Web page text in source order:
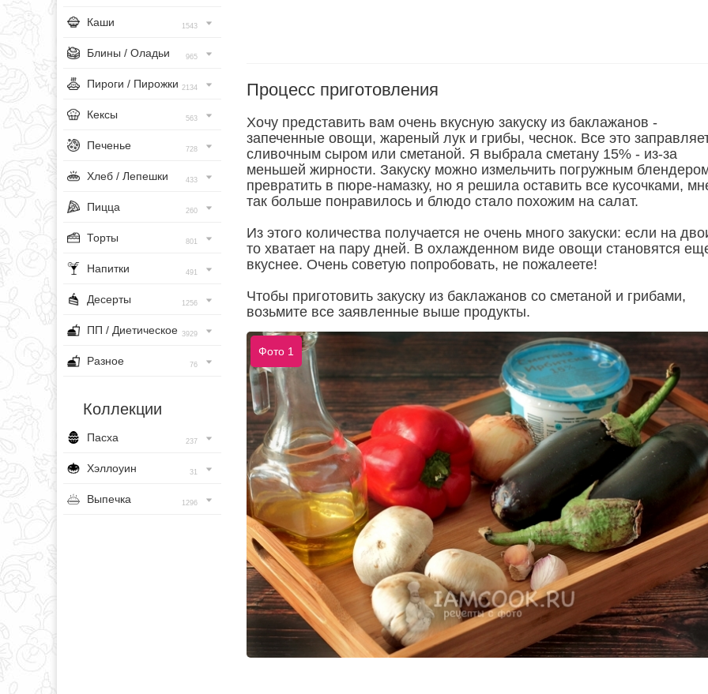
Каши 1543
Блины / Оладьи 965
Пироги / Пирожки 2134
Кексы 563
Печенье 728
Хлеб / Лепешки 433
Пицца 260
Торты 801
Напитки 491
Десерты 1256
ПП / Диетическое 3929
Разное 76
Коллекции
Пасха 237
Хэллоуин 31
Выпечка 1296
Процесс приготовления
Хочу представить вам очень вкусную закуску из баклажанов -
запеченные овощи, жареный лук и грибы, чеснок. Все это
сливочным сыром или сметаной. Я выбрала сметану 15% - из-за
меньшей жирности. Закуску можно измельчить погружным
превратить в пюре-намазку, но я решила оставить все кусочками,
так больше понравилось и блюдо стало похожим на салат.
Из этого количества получается не очень много закуски: если на
то хватает на пару дней. В охлажденном виде овощи становятся
вкуснее. Очень советую попробовать, не пожалеете!
Чтобы приготовить закуску из баклажанов со сметаной и грибами,
возьмите все заявленные выше продукты.
Фото 1